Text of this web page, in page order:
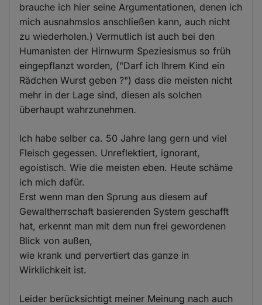
brauche ich hier seine Argumentationen, denen ich
mich ausnahmslos anschließen kann, auch nicht
zu wiederholen.) Vermutlich ist auch bei den
Humanisten der Hirnwurm Speziesismus so früh
eingepflanzt worden, ("Darf ich Ihrem Kind ein
Rädchen Wurst geben ?") dass die meisten nicht
mehr in der Lage sind, diesen als solchen
überhaupt wahrzunehmen.
Ich habe selber ca. 50 Jahre lang gern und viel
Fleisch gegessen. Unreflektiert, ignorant,
egoistisch. Wie die meisten eben. Heute schäme
ich mich dafür.
Erst wenn man den Sprung aus diesem auf
Gewaltherrschaft basierenden System geschafft
hat, erkennt man mit dem nun frei gewordenen
Blick von außen,
wie krank und pervertiert das ganze in
Wirklichkeit ist.
Leider berücksichtigt meiner Meinung nach auch